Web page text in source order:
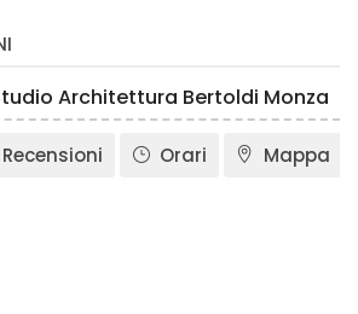
Architettura Bertoldi Monza
Recensioni Orari Mappa